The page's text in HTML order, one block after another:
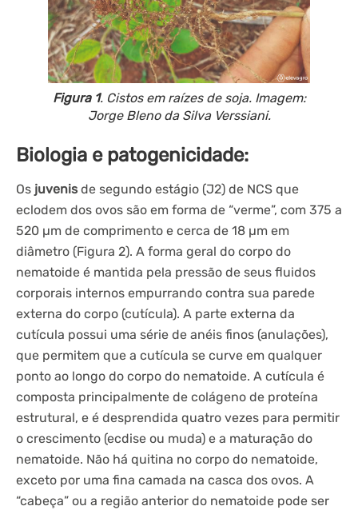
Figura 1. Cistos em raízes de soja. Imagem:
Jorge Bleno da Silva Verssiani.
Biologia e patogenicidade:
Os juvenis de segundo estágio (J2) de NCS que
eclodem dos ovos são em forma de “verme”, com 375 a
520 µm de comprimento e cerca de 18 µm em
diâmetro (Figura 2). A forma geral do corpo do
nematoide é mantida pela pressão de seus fluidos
corporais internos empurrando contra sua parede
externa do corpo (cutícula). A parte externa da
cutícula possui uma série de anéis finos (anulações),
que permitem que a cutícula se curve em qualquer
ponto ao longo do corpo do nematoide. A cutícula é
composta principalmente de colágeno de proteína
estrutural, e é desprendida quatro vezes para permitir
o crescimento (ecdise ou muda) e a maturação do
nematoide. Não há quitina no corpo do nematoide,
exceto por uma fina camada na casca dos ovos. A
“cabeça” ou a região anterior do nematoide pode ser